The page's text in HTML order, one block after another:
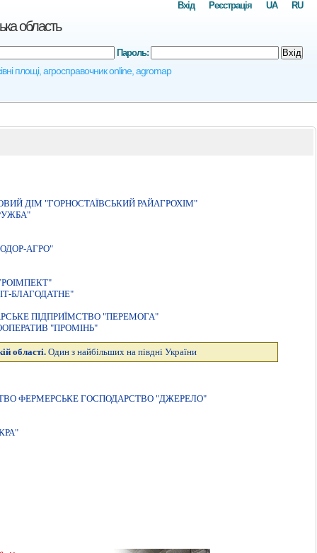
область
площі, агросправочник online, agromap
RU
UA
Реєстрація
Вхід
Пароль: Вхід
ДIМ "ГОРНОСТАЇВСЬКИЙ РАЙАГРОХIМ"
АГРО"
БЛАГОДАТНЕ"
ПIДПРИЇМСТВО "ПЕРЕМОГА"
"ПРОМІНЬ"
області. Один з найбільших на півдні України
ФЕРМЕРСЬКЕ ГОСПОДАРСТВО "ДЖЕРЕЛО"